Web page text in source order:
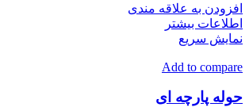
افزودن به علاقه مندی
اطلاعات بیشتر
نمایش سریع
Add to compare
حوله پارچه ای